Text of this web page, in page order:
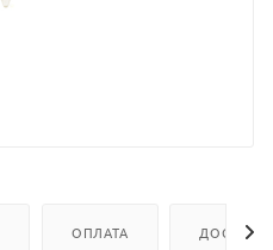
ОПЛАТА